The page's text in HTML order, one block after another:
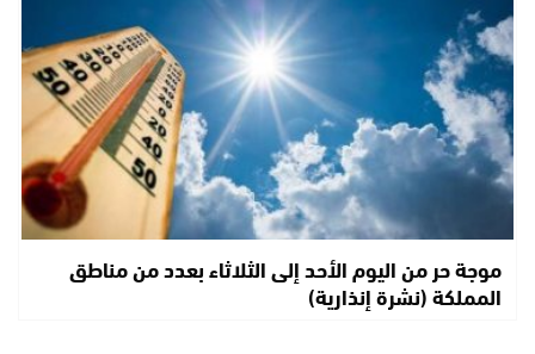
موجة حر من اليوم الأحد إلى الثلاثاء بعدد من مناطق
المملكة (نشرة إنذارية)